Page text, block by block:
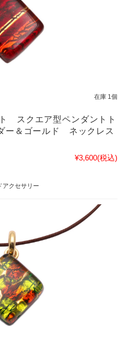
在庫 1個
スクエア型ペンダントト
ー＆ゴールド ネックレス
¥3,600(税込)
アクセサリー